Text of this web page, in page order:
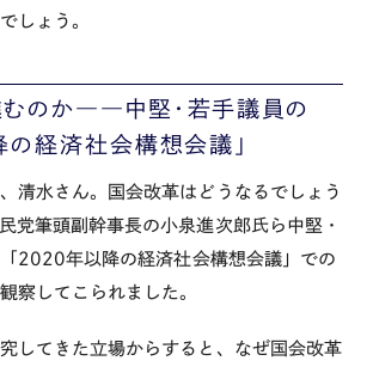
しょう。
のか――中堅・若手議員の
の経済社会構想会議」
清水さん。国会改革はどうなるでしょう
党筆頭副幹事長の小泉進次郎氏ら中堅・
2020年以降の経済社会構想会議」での
察してこられました。
してきた立場からすると、なぜ国会改革